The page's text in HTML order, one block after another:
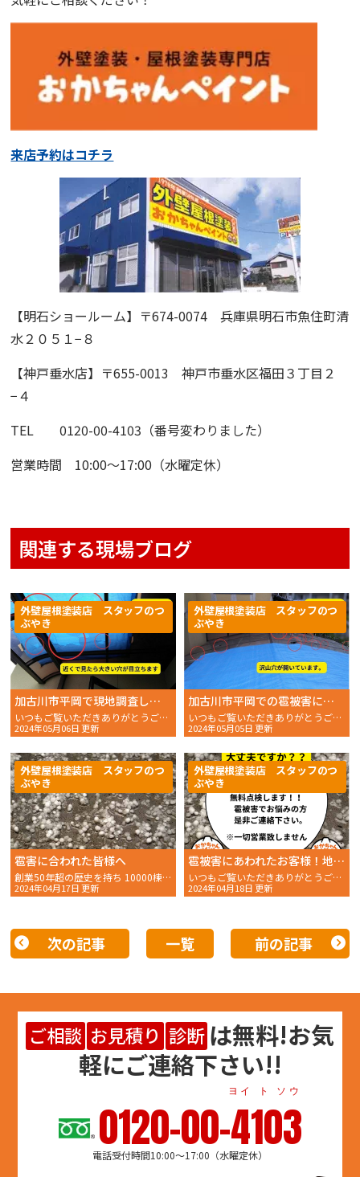
来店予約はコチラ
【明石ショールーム】 〒674-0074 兵庫県明石市魚住町清
水２０５１−８
【神戸垂水店】 〒655-0013 神戸市垂水区福田３丁目２
−４
TEL 0120-00-4103（番号変わりました）
営業時間 10:00〜17:00（水曜定休）
関連する現場ブログ
加古川市平岡で現地調査しました。2階ベランダでのアクリル板屋根の雹被害
いつもご覧いただきありがとうございます。 おかちゃんペイ
2024年05月06日 更新
外壁屋根塗装店 スタッフのつ
ぶやき
加古川市平岡での雹被害によるカーポートの状況を現地調査
いつもご覧いただきありがとうございます。 おかちゃんペイ
2024年05月05日 更新
外壁屋根塗装店 スタッフのつ
ぶやき
雹害に合われた皆様へ
創業50年超の歴史を持ち 10000棟以上の施工を手掛けて
2024年04月17日 更新
外壁屋根塗装店 スタッフのつ
ぶやき
雹被害にあわれたお客様！地域貢献の一環として無料で屋根など点検します。
いつもご覧いただきありがとうございます。 おかちゃんペイ
2024年04月18日 更新
外壁屋根塗装店 スタッフのつ
ぶやき
次の記事 一覧 前の記事
ご相談 お見積り 診断 は無料!お気
軽にご連絡下さい!!
0120-00-4103
ヨイ ト ソウ
電話受付時間10:00～17:00（水曜定休）